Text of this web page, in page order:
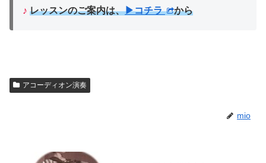
♪ レッスンのご案内は、▶コチラ から
アコーディオン演奏
mio